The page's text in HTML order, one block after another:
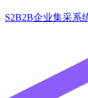
S2B2B企业集采系